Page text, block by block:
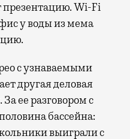
презентацию. Wi-Fi
у воды из мема
с узнаваемыми
другая деловая
ее разговором с
бассейна:
выиграли с